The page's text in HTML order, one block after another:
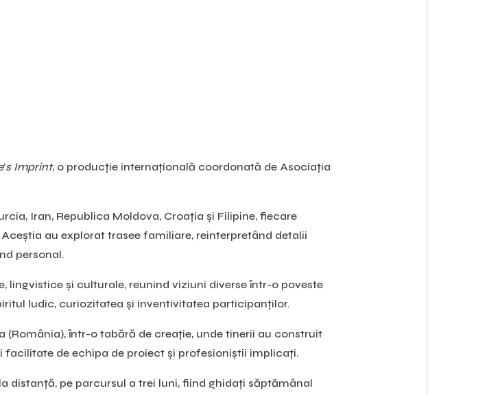
’s Imprint, o producție internațională coordonată de Asociația
Iran, Republica Moldova, Croația și Filipine, fiecare
au explorat trasee familiare, reinterpretând detalii
personal.
lingvistice și culturale, reunind viziuni diverse într-o poveste
ludic, curiozitatea și inventivitatea participanților.
(România), într-o tabără de creație, unde tinerii au construit
de echipa de proiect și profesioniștii implicați.
pe parcursul a trei luni, fiind ghidați săptămânal